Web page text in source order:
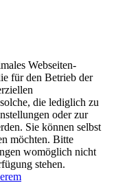
Webseiten-
für den Betrieb der
die lediglich zu
oder zur
Sie können selbst
möchten. Bitte
womöglich nicht
stehen.